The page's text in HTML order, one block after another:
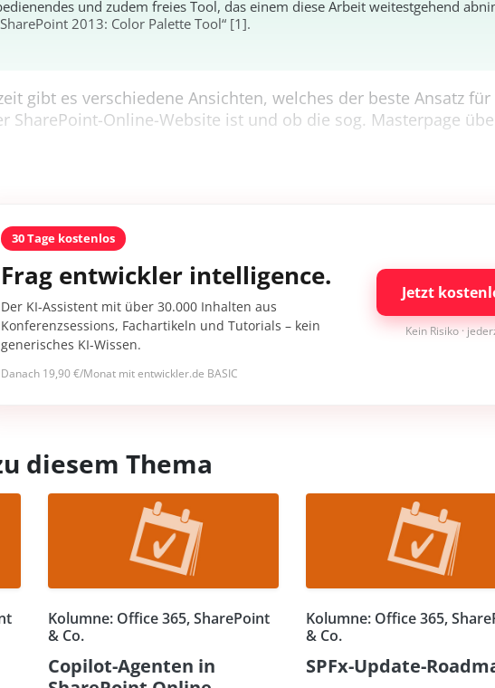
und zudem freies Tool, das einem diese Arbeit weitestgehend
2013: Color Palette Tool“ [1].
gibt es verschiedene Ansichten, welches der beste Ansatz
SharePoint-Online-Website ist und ob die sog. Masterpage
30 Tage kostenlos
Frag entwickler intelligence.
Der KI-Assistent mit über 30.000 Inhalten aus
Konferenzsessions, Fachartikeln und Tutorials – kein
generisches KI-Wissen.
Danach 19,90 €/Monat mit entwickler.de BASIC
Jetzt
Kein Risiko ·
diesem Thema
Kolumne: Office 365, SharePoint
& Co.
Copilot-Agenten in
Kolumne: Office 365,
& Co.
SPFx-Update-